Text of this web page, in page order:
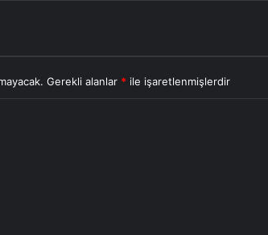
Gerekli alanlar * ile işaretlenmişlerdir